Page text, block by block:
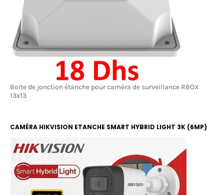
Boite de jonction étanche pour caméra de surveillance RBOX
13x13
CAMÉRA HIKVISION ETANCHE SMART HYBRID LIGHT 3K (6MP)
COLOR ET IR 20M